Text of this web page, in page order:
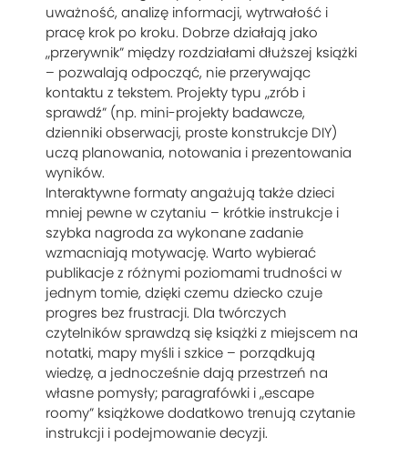
uważność, analizę informacji, wytrwałość i
pracę krok po kroku. Dobrze działają jako
„przerywnik” między rozdziałami dłuższej książki
– pozwalają odpocząć, nie przerywając
kontaktu z tekstem. Projekty typu „zrób i
sprawdź” (np. mini-projekty badawcze,
dzienniki obserwacji, proste konstrukcje DIY)
uczą planowania, notowania i prezentowania
wyników.
Interaktywne formaty angażują także dzieci
mniej pewne w czytaniu – krótkie instrukcje i
szybka nagroda za wykonane zadanie
wzmacniają motywację. Warto wybierać
publikacje z różnymi poziomami trudności w
jednym tomie, dzięki czemu dziecko czuje
progres bez frustracji. Dla twórczych
czytelników sprawdzą się książki z miejscem na
notatki, mapy myśli i szkice – porządkują
wiedzę, a jednocześnie dają przestrzeń na
własne pomysły; paragrafówki i „escape
roomy” książkowe dodatkowo trenują czytanie
instrukcji i podejmowanie decyzji.